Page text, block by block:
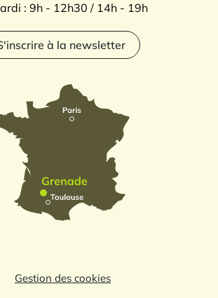
: 9h - 12h30 / 14h - 19h
à la newsletter
Gestion des cookies